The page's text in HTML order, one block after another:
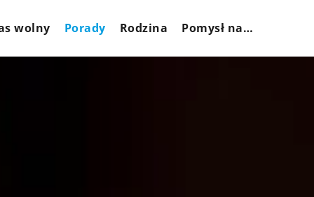
wolny Porady Rodzina Pomysł na…